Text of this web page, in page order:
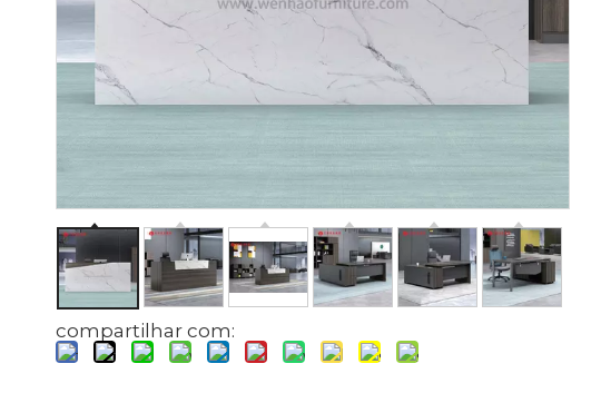
compartilhar com: